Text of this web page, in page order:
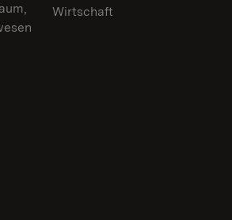
Wirtschaft